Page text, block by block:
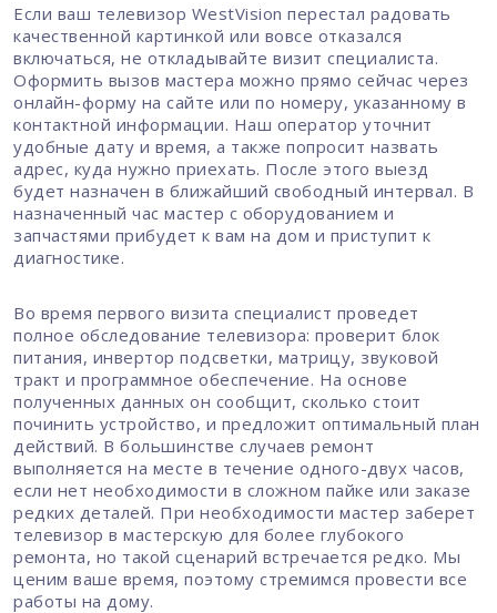
Если ваш телевизор WestVision перестал радовать
качественной картинкой или вовсе отказался
включаться, не откладывайте визит специалиста.
Оформить вызов мастера можно прямо сейчас через
онлайн-форму на сайте или по номеру, указанному в
контактной информации. Наш оператор уточнит
удобные дату и время, а также попросит назвать
адрес, куда нужно приехать. После этого выезд
будет назначен в ближайший свободный интервал. В
назначенный час мастер с оборудованием и
запчастями прибудет к вам на дом и приступит к
диагностике.
Во время первого визита специалист проведет
полное обследование телевизора: проверит блок
питания, инвертор подсветки, матрицу, звуковой
тракт и программное обеспечение. На основе
полученных данных он сообщит, сколько стоит
починить устройство, и предложит оптимальный план
действий. В большинстве случаев ремонт
выполняется на месте в течение одного-двух часов,
если нет необходимости в сложном пайке или заказе
редких деталей. При необходимости мастер заберет
телевизор в мастерскую для более глубокого
ремонта, но такой сценарий встречается редко. Мы
ценим ваше время, поэтому стремимся провести все
работы на дому.